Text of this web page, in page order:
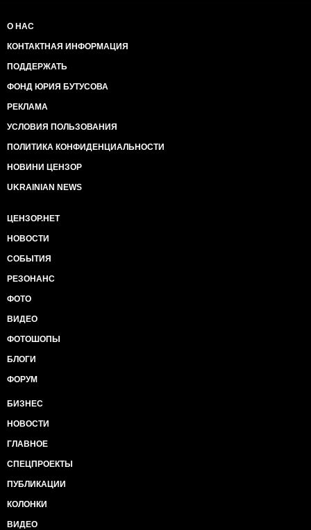
О НАС
КОНТАКТНАЯ ИНФОРМАЦИЯ
ПОДДЕРЖАТЬ
ФОНД ЮРИЯ БУТУСОВА
РЕКЛАМА
УСЛОВИЯ ПОЛЬЗОВАНИЯ
ПОЛИТИКА КОНФИДЕНЦИАЛЬНОСТИ
НОВИНИ ЦЕНЗОР
UKRAINIAN NEWS
ЦЕНЗОР.НЕТ
НОВОСТИ
СОБЫТИЯ
РЕЗОНАНС
ФОТО
ВИДЕО
ФОТОШОПЫ
БЛОГИ
ФОРУМ
БИЗНЕС
НОВОСТИ
ГЛАВНОЕ
СПЕЦПРОЕКТЫ
ПУБЛИКАЦИИ
КОЛОНКИ
ВИДЕО